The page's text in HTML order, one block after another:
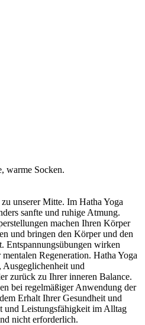
warme Socken.
unserer Mitte. Im Hatha Yoga
sanfte und ruhige Atmung.
machen Ihren Körper
und bringen den Körper und den
Entspannungsübungen wirken
Regeneration. Hatha Yoga
und
zurück zu Ihrer inneren Balance.
bei regelmäßiger Anwendung der
Erhalt Ihrer Gesundheit und
und Leistungsfähigkeit im Alltag
nicht erforderlich.